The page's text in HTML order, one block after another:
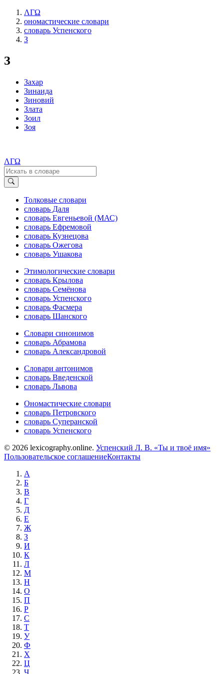
ΛΓΩ
ономастические словари
словарь Успенского
З
З
Захар
Зинаида
Зиновий
Злата
Зоил
Зоя
ΛΓΩ
Толковые словари
словарь Даля
словарь Евгеньевой (МАС)
словарь Ефремовой
словарь Кузнецова
словарь Ожегова
словарь Ушакова
Этимологические словари
словарь Крылова
словарь Семёнова
словарь Успенского
словарь Фасмера
словарь Шанского
Словари синонимов
словарь Абрамова
словарь Александровой
Словари антонимов
словарь Введенской
словарь Львова
Ономастические словари
словарь Петровского
словарь Суперанской
словарь Успенского
© 2026 lexicography.online. Успенский Л. В. «Ты и твоё имя»
Пользовательское соглашениеКонтакты
А
Б
В
Г
Д
Е
Ж
З
И
К
Л
М
Н
О
П
Р
С
Т
У
Ф
Х
Ц